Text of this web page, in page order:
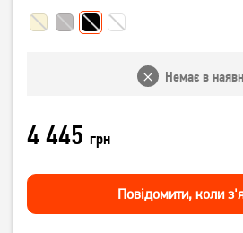
Немає в
4 445 грн
Повiдомити, коли